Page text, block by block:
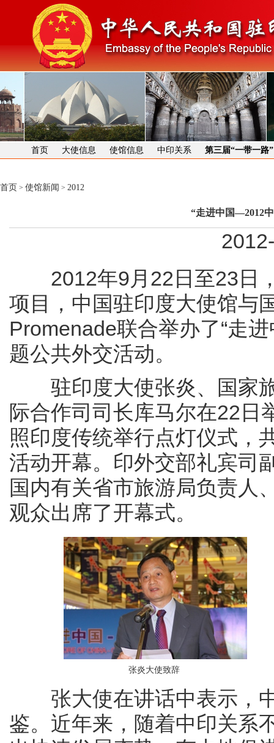
首页 大使信息 使馆信息 中印关系 第三届“一带一路
首页 > 使馆新闻 > 2012
“走进中国—2012
2012年9月22日至23日，
项目，中国驻印度大使馆与
Promenade联合举办了“走
题公共外交活动。
驻印度大使张炎、国家旅
际合作司司长库马尔在22日
照印度传统举行点灯仪式，
活动开幕。印外交部礼宾司
国内有关省市旅游局负责人
观众出席了开幕式。
张炎大使致辞
张大使在讲话中表示，中
鉴。近年来，随着中印关系